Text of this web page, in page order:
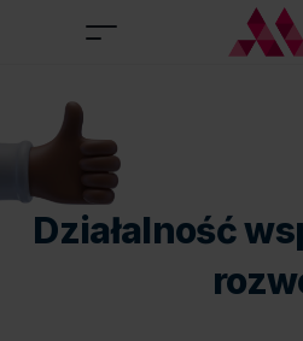
Działalność